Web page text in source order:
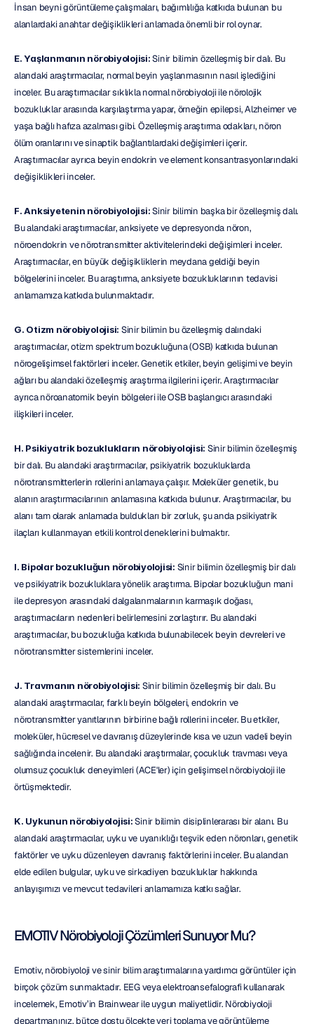
İnsan beyni görüntüleme çalışmaları, bağımlılığa katkıda bulunan bu
alanlardaki anahtar değişiklikleri anlamada önemli bir rol oynar.
E. Yaşlanmanın nörobiyolojisi: Sinir bilimin özelleşmiş bir dalı. Bu
alandaki araştırmacılar, normal beyin yaşlanmasının nasıl işlediğini
inceler. Bu araştırmacılar sıklıkla normal nörobiyoloji ile nörolojik
bozukluklar arasında karşılaştırma yapar, örneğin epilepsi, Alzheimer ve
yaşa bağlı hafıza azalması gibi. Özelleşmiş araştırma odakları, nöron
ölüm oranlarını ve sinaptik bağlantılardaki değişimleri içerir.
Araştırmacılar ayrıca beyin endokrin ve element konsantrasyonlarındaki
değişiklikleri inceler.
F. Anksiyetenin nörobiyolojisi: Sinir bilimin başka bir özelleşmiş dalı.
Bu alandaki araştırmacılar, anksiyete ve depresyonda nöron,
nöroendokrin ve nörotransmitter aktivitelerindeki değişimleri inceler.
Araştırmacılar, en büyük değişikliklerin meydana geldiği beyin
bölgelerini inceler. Bu araştırma, anksiyete bozukluklarının tedavisi
anlamamıza katkıda bulunmaktadır.
G. Otizm nörobiyolojisi: Sinir bilimin bu özelleşmiş dalındaki
araştırmacılar, otizm spektrum bozukluğuna (OSB) katkıda bulunan
nörogelişimsel faktörleri inceler. Genetik etkiler, beyin gelişimi ve beyin
ağları bu alandaki özelleşmiş araştırma ilgilerini içerir. Araştırmacılar
ayrıca nöroanatomik beyin bölgeleri ile OSB başlangıcı arasındaki
ilişkileri inceler.
H. Psikiyatrik bozuklukların nörobiyolojisi: Sinir bilimin özelleşmiş
bir dalı. Bu alandaki araştırmacılar, psikiyatrik bozukluklarda
nörotransmitterlerin rollerini anlamaya çalışır. Moleküler genetik, bu
alanın araştırmacılarının anlamasına katkıda bulunur. Araştırmacılar, bu
alanı tam olarak anlamada buldukları bir zorluk, şu anda psikiyatrik
ilaçları kullanmayan etkili kontrol deneklerini bulmaktır.
I. Bipolar bozukluğun nörobiyolojisi: Sinir bilimin özelleşmiş bir dalı
ve psikiyatrik bozukluklara yönelik araştırma. Bipolar bozukluğun mani
ile depresyon arasındaki dalgalanmalarının karmaşık doğası,
araştırmacıların nedenleri belirlemesini zorlaştırır. Bu alandaki
araştırmacılar, bu bozukluğa katkıda bulunabilecek beyin devreleri ve
nörotransmitter sistemlerini inceler.
J. Travmanın nörobiyolojisi: Sinir bilimin özelleşmiş bir dalı. Bu
alandaki araştırmacılar, farklı beyin bölgeleri, endokrin ve
nörotransmitter yanıtlarının birbirine bağlı rollerini inceler. Bu etkiler,
moleküler, hücresel ve davranış düzeylerinde kısa ve uzun vadeli beyin
sağlığında incelenir. Bu alandaki araştırmalar, çocukluk travması veya
olumsuz çocukluk deneyimleri (ACE'ler) için gelişimsel nörobiyoloji ile
örtüşmektedir.
K. Uykunun nörobiyolojisi: Sinir bilimin disiplinlerarası bir alanı. Bu
alandaki araştırmacılar, uyku ve uyanıklığı teşvik eden nöronları, genetik
faktörler ve uyku düzenleyen davranış faktörlerini inceler. Bu alandan
elde edilen bulgular, uyku ve sirkadiyen bozukluklar hakkında
anlayışımızı ve mevcut tedavileri anlamamıza katkı sağlar.
EMOTIV Nörobiyoloji Çözümleri Sunuyor Mu?
Emotiv, nörobiyoloji ve sinir bilim araştırmalarına yardımcı görüntüler için
birçok çözüm sunmaktadır. EEG veya elektroansefalografi kullanarak
incelemek, Emotiv’in Brainwear ile uygun maliyetlidir. Nörobiyoloji
departmanınız, bütçe dostu ölçekte veri toplama ve görüntüleme